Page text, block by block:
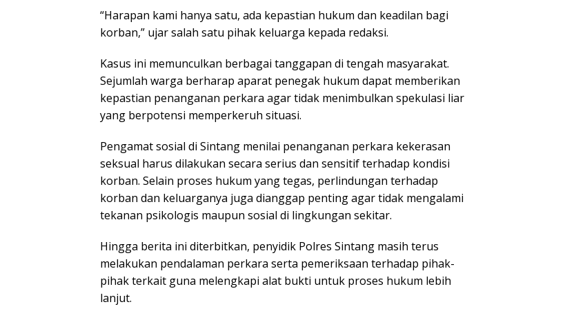
“Harapan kami hanya satu, ada kepastian hukum dan keadilan bagi
korban,” ujar salah satu pihak keluarga kepada redaksi.
Kasus ini memunculkan berbagai tanggapan di tengah masyarakat.
Sejumlah warga berharap aparat penegak hukum dapat memberikan
kepastian penanganan perkara agar tidak menimbulkan spekulasi liar
yang berpotensi memperkeruh situasi.
Pengamat sosial di Sintang menilai penanganan perkara kekerasan
seksual harus dilakukan secara serius dan sensitif terhadap kondisi
korban. Selain proses hukum yang tegas, perlindungan terhadap
korban dan keluarganya juga dianggap penting agar tidak mengalami
tekanan psikologis maupun sosial di lingkungan sekitar.
Hingga berita ini diterbitkan, penyidik Polres Sintang masih terus
melakukan pendalaman perkara serta pemeriksaan terhadap pihak-
pihak terkait guna melengkapi alat bukti untuk proses hukum lebih
lanjut.